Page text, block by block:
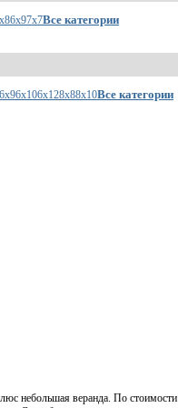
6x97x7Все категории
6x96x106x128x88x10Все категории
небольшая веранда. По